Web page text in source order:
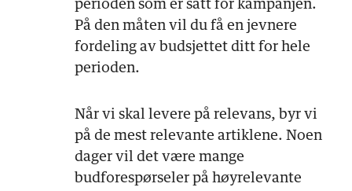
perioden som er satt for kampanjen.
På den måten vil du få en jevnere
fordeling av budsjettet ditt for hele
perioden.
Når vi skal levere på relevans, byr vi
på de mest relevante artiklene. Noen
dager vil det være mange
budforespørseler på høyrelevante